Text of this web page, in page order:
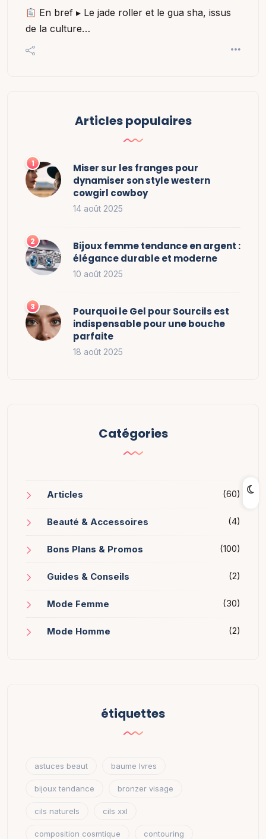
En bref ▸ Le jade roller et le gua sha, issus
de la culture…
Articles populaires
Miser sur les franges pour
dynamiser son style western
cowgirl cowboy
14 août 2025
Bijoux femme tendance en argent :
élégance durable et moderne
10 août 2025
Pourquoi le Gel pour Sourcils est
indispensable pour une bouche
parfaite
18 août 2025
Catégories
Articles (60)
Beauté & Accessoires (4)
Bons Plans & Promos (100)
Guides & Conseils (2)
Mode Femme (30)
Mode Homme (2)
étiquettes
astuces beaut baume lvres
bijoux tendance bronzer visage
cils naturels cils xxl
composition cosmtique contouring